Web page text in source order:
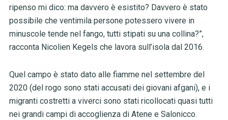
ripenso mi dico: ma davvero è esistito? Davvero è stato
possibile che ventimila persone potessero vivere in
minuscole tende nel fango, tutti stipati su una collina?”,
racconta Nicolien Kegels che lavora sull’isola dal 2016.
Quel campo è stato dato alle fiamme nel settembre del
2020 (del rogo sono stati accusati dei giovani afgani), e i
migranti costretti a viverci sono stati ricollocati quasi tutti
nei grandi campi di accoglienza di Atene e Salonicco.